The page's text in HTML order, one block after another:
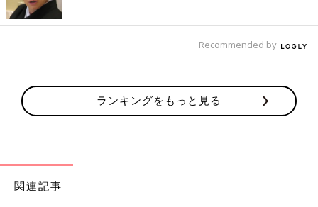
Recommended by
ランキングをもっと見る
関連記事